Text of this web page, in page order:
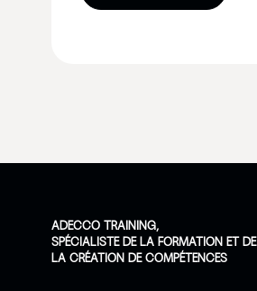
ADECCO TRAINING,
SPÉCIALISTE DE LA FORMATION ET DE
LA CRÉATION DE COMPÉTENCES